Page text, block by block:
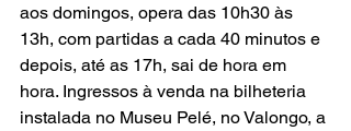
aos domingos, opera das 10h30 às
13h, com partidas a cada 40 minutos e
depois, até as 17h, sai de hora em
hora. Ingressos à venda na bilheteria
instalada no Museu Pelé, no Valongo, a